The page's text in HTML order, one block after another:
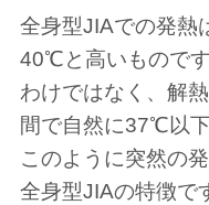
全身型JIAでの発熱
40℃と高いもので
わけではなく、解
間で自然に37℃以
このように突然の
全身型JIAの特徴で